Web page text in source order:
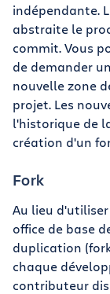
indépendante.
abstraite le
commit. Vous
de demander
nouvelle zone
projet. Les
l'historique de
création d'un
Fork
Au lieu
office de base
duplication
chaque
contributeur